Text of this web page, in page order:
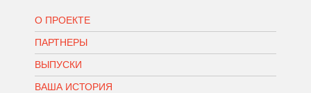
О ПРОЕКТЕ
ПАРТНЕРЫ
ВЫПУСКИ
ВАША ИСТОРИЯ